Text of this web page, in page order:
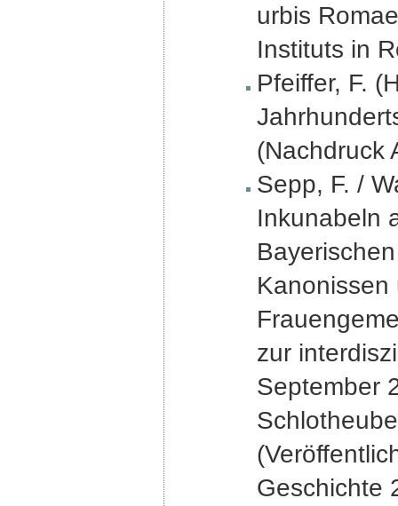
urbis
Instituts in
Pfeiffer, F.
(Nachdruck
Sepp, F. /
Inkunabeln
Kanonissen
zur
September
Geschichte